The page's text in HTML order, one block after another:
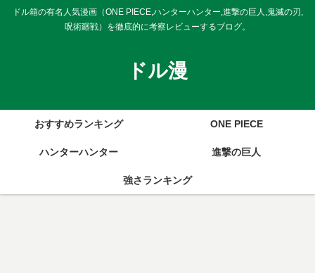
ドル箱の有名人気漫画（ONE PIECE,ハンターハンター,進撃の巨人,鬼滅の刃,
呪術廻戦）を徹底的に考察レビューするブログ。
ドル漫
おすすめランキング ONE PIECE
ハンターハンター 進撃の巨人
強さランキング